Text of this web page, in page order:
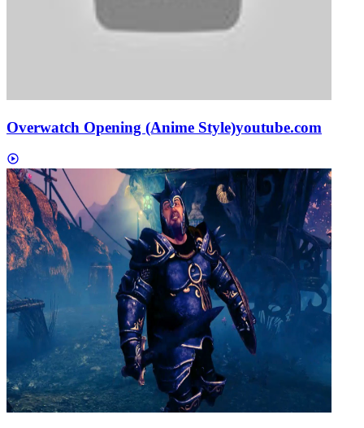
Overwatch Opening (Anime Style)youtube.com